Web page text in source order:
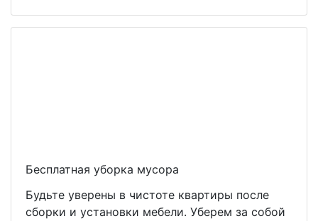
Бесплатная уборка мусора
Будьте уверены в чистоте квартиры после
сборки и установки мебели. Уберем за собой